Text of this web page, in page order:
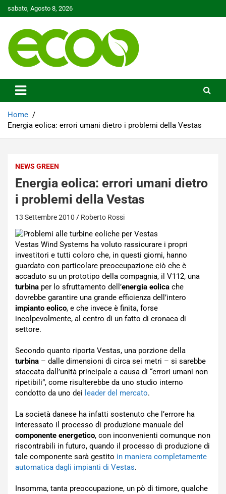
to
sabato, Agosto 8, 2026
Ecoo.it
Home
Energia eolica: errori umani dietro i problemi della Vestas
NEWS GREEN
Energia eolica: errori umani dietro
i problemi della Vestas
13 Settembre 2010 Roberto Rossi
Vestas Wind Systems ha voluto rassicurare i propri
investitori e tutti coloro che, in questi giorni, hanno
guardato con particolare preoccupazione ciò che è
accaduto su un prototipo della compagnia, il V112, una
turbina per lo sfruttamento dell’energia eolica che
dovrebbe garantire una grande efficienza dell’intero
impianto eolico, e che invece è finita, forse
incolpevolmente, al centro di un fatto di cronaca di
settore.
Secondo quanto riporta Vestas, una porzione della
turbina – dalle dimensioni di circa sei metri – si sarebbe
staccata dall’unità principale a causa di “errori umani non
ripetibili”, come risulterebbe da uno studio interno
condotto da uno dei leader del mercato.
La società danese ha infatti sostenuto che l’errore ha
interessato il processo di produzione manuale del
componente energetico, con inconvenienti comunque non
riscontrabili in futuro, quando il processo di produzione di
tale componente sarà gestito in maniera completamente
automatica dagli impianti di Vestas.
Insomma, tanta preoccupazione, un pò di timore, qualche